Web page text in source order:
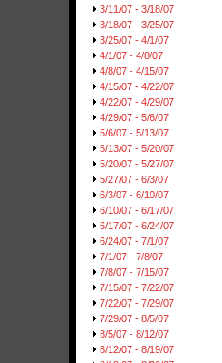
3/11/07 - 3/18/07
3/18/07 - 3/25/07
3/25/07 - 4/1/07
4/1/07 - 4/8/07
4/8/07 - 4/15/07
4/15/07 - 4/22/07
4/22/07 - 4/29/07
4/29/07 - 5/6/07
5/6/07 - 5/13/07
5/13/07 - 5/20/07
5/20/07 - 5/27/07
5/27/07 - 6/3/07
6/3/07 - 6/10/07
6/10/07 - 6/17/07
6/17/07 - 6/24/07
6/24/07 - 7/1/07
7/1/07 - 7/8/07
7/8/07 - 7/15/07
7/15/07 - 7/22/07
7/22/07 - 7/29/07
7/29/07 - 8/5/07
8/5/07 - 8/12/07
8/12/07 - 8/19/07